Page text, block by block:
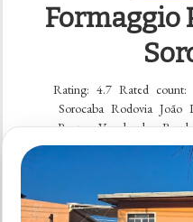
Formaggio
Rating: 4.7 Rated count:
Sorocaba Rodovia
Parque Vereda dos
18052-780,
https://goomer.app/
VER